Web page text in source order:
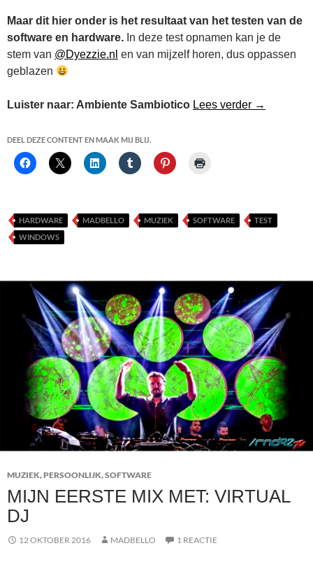
Maar dit hier onder is het resultaat van het testen van de
software en hardware. In deze test opnamen kan je de
stem van @Dyezzie.nl en van mijzelf horen, dus oppassen
geblazen
Luister naar: Ambiente Sambiotico Lees verder →
DEEL DEZE CONTENT EN MAAK MIJ BLIJ.
HARDWARE MADBELLO MUZIEK SOFTWARE
TEST
WINDOWS
MUZIEK,PERSOONLIJK,SOFTWARE
MIJN EERSTE MIX MET: VIRTUAL
DJ
12 OKTOBER 2016 MADBELLO 1 REACTIE